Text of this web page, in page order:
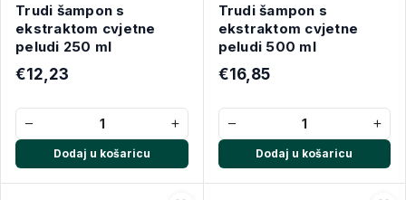
Trudi šampon s
ekstraktom cvjetne
peludi 250 ml
€12,23
− +
Dodaj u košaricu
Trudi šampon s
ekstraktom cvjetne
peludi 500 ml
€16,85
− +
Dodaj u košaricu